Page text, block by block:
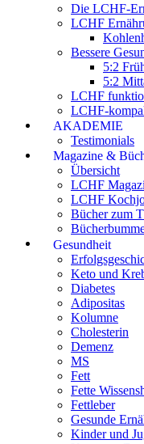
Die LCHF-
LCHF
Bessere
5:2
5:2
LCHF
LCHF-
AKADEMIE
Testimonials
Magazine &
Übersicht
LCHF
LCHF
Bücher zum
Gesundheit
Keto und
Diabetes
Adipositas
Kolumne
Cholesterin
Demenz
MS
Fett
Fette
Fettleber
Gesunde
Kinder und